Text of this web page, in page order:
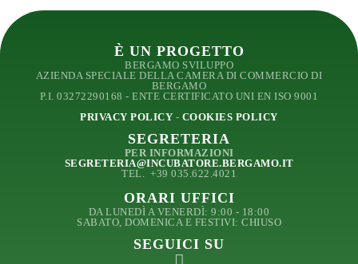
È UN PROGETTO
BERGAMO SVILUPPO
AZIENDA SPECIALE DELLA CAMERA DI COMMERCIO DI
BERGAMO
P.I. 03272290168 - ENTE CERTIFICATO UNI EN ISO 9001
PRIVACY POLICY - COOKIES POLICY
SEGRETERIA
PER INFORMAZIONI
SEGRETERIA@INCUBATORE.BERGAMO.IT
TEL. +39 035.622.4021
ORARI UFFICI
DA LUNEDÌ A VENERDÌ: 9:00 - 18:00
SABATO, DOMENICA E FESTIVI: CHIUSO
SEGUICI SU